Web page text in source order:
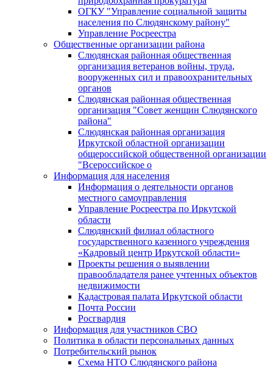
ОГКУ "Управление социальной защиты
населения по Слюдянскому району"
Управление Росреестра
Общественные организации района
Слюдянская районная общественная
организация ветеранов войны, труда,
вооруженных сил и правоохранительных
органов
Слюдянская районная общественная
организация "Совет женщин Слюдянского
района"
Слюдянская районная организация
Иркутской областной организации
общероссийской общественной организации
"Всероссийское о
Информация для населения
Информация о деятельности органов
местного самоуправления
Управление Росреестра по Иркутской
области
Слюдянский филиал областного
государственного казенного учреждения
«Кадровый центр Иркутской области»
Проекты решения о выявлении
правообладателя ранее учтенных объектов
недвижимости
Кадастровая палата Иркутской области
Почта России
Росгвардия
Информация для участников СВО
Политика в области персональных данных
Потребительский рынок
Схема НТО Слюдянского района